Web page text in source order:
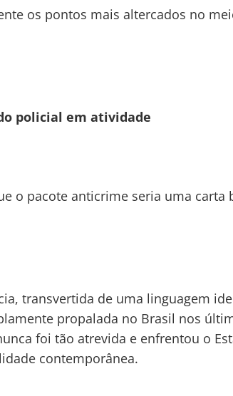
os pontos mais altercados no
policial em atividade
o pacote anticrime seria uma carta
transvertida de uma linguagem
propalada no Brasil nos
foi tão atrevida e enfrentou o
contemporânea.